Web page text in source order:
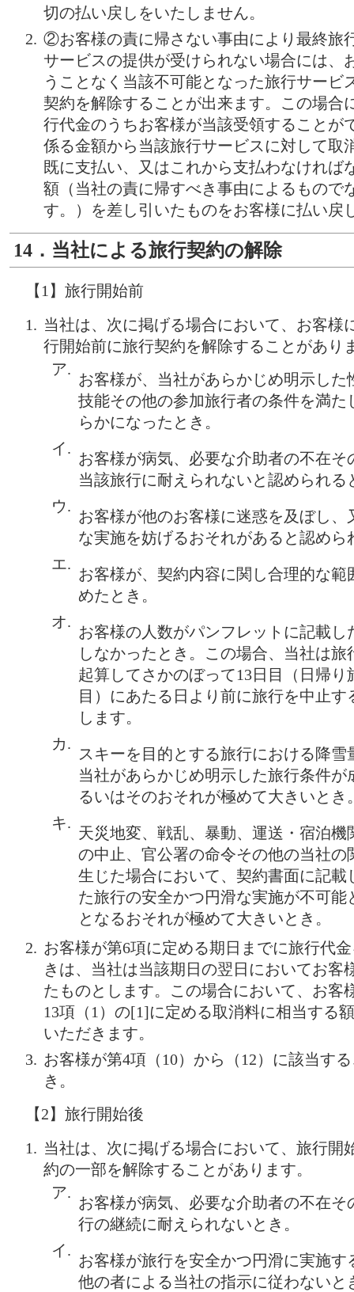
切の払い戻しをいたしません。
②お客様の責に帰さない事由により最終旅
サービスの提供が受けられない場合には、
うことなく当該不可能となった旅行サービ
契約を解除することが出来ます。この場合
行代金のうちお客様が当該受領することが
係る金額から当該旅行サービスに対して取
既に支払い、又はこれから支払わなければ
額（当社の責に帰すべき事由によるもので
す。）を差し引いたものをお客様に払い戻
14．当社による旅行契約の解除
【1】旅行開始前
当社は、次に掲げる場合において、お客様
行開始前に旅行契約を解除することがあり
ア.
お客様が、当社があらかじめ明示した
技能その他の参加旅行者の条件を満た
らかになったとき。
イ.
お客様が病気、必要な介助者の不在そ
当該旅行に耐えられないと認められる
ウ.
お客様が他のお客様に迷惑を及ぼし、
な実施を妨げるおそれがあると認めら
エ.
お客様が、契約内容に関し合理的な範
めたとき。
オ.
お客様の人数がパンフレットに記載し
しなかったとき。この場合、当社は
起算してさかのぼって13日目（日帰り
目）にあたる日より前に旅行を中止す
します。
カ.
スキーを目的とする旅行における降雪
当社があらかじめ明示した旅行条件が
るいはそのおそれが極めて大きいとき
キ.
天災地変、戦乱、暴動、運送・宿泊機
の中止、官公署の命令その他の当社の
生じた場合において、契約書面に記載
た旅行の安全かつ円滑な実施が不可能
となるおそれが極めて大きいとき。
お客様が第6項に定める期日までに旅行代
きは、当社は当該期日の翌日においてお客
たものとします。この場合において、お客
13項（1）の[1]に定める取消料に相当する
いただきます。
お客様が第4項（10）から（12）に該当す
き。
【2】旅行開始後
当社は、次に掲げる場合において、旅行開
約の一部を解除することがあります。
ア.
お客様が病気、必要な介助者の不在そ
行の継続に耐えられないとき。
イ.
お客様が旅行を安全かつ円滑に実施す
他の者による当社の指示に従わないと